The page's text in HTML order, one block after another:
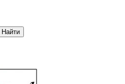
Найти